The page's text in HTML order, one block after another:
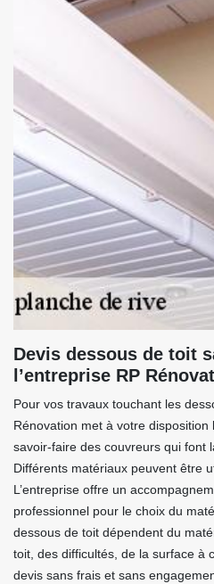
Devis dessous de toit
l’entreprise RP
Pour vos travaux touchant les
Rénovation met à votre disposition
savoir-faire des couvreurs qui font
Différents matériaux peuvent être
L’entreprise offre un
professionnel pour le choix du
dessous de toit dépendent du
toit, des difficultés, de la surface à
devis sans frais et sans